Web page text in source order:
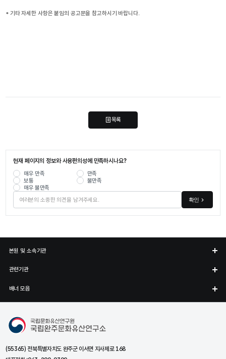
* 기타 자세한 사항은 붙임의 공고문을 참고하시기 바랍니다.
목록
현재 페이지의 정보와 사용편의성에 만족하시나요?
매우 만족
만족
보통
불만족
매우 불만족
확인
본원 및 소속기관
관련기관
배너 모음
국립완주문화유산연구소
(55365) 전북특별자치도 완주군 이서면 지사제로 168